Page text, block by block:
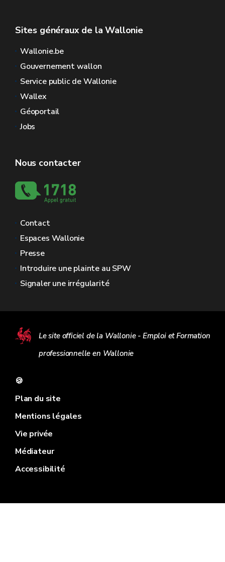
Sites généraux de la Wallonie
Wallonie.be
Gouvernement wallon
Service public de Wallonie
Wallex
Géoportail
Jobs
Nous contacter
Contact
Espaces Wallonie
Presse
Introduire une plainte au SPW
Signaler une irrégularité
Le site officiel de la Wallonie - Emploi et Formation
professionnelle en Wallonie
🍪
Plan du site
Mentions légales
Vie privée
Médiateur
Accessibilité